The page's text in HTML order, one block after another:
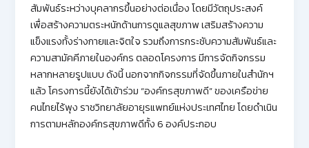
สัมพันธ์ระหว่างบุคลากรขึ้นอย่างต่อเนื่อง โดยมีวัตถุประสงค์
เพื่อสร้างความตระหนักด้านการดูแลสุขภาพ เสริมสร้างความ
แข็งแรงทั้งร่างกายและจิตใจ รวมถึงการกระชับความสัมพันธ์และ
ความสามัคคีภายในองค์กร ตลอดโครงการ มีการจัดกิจกรรม
หลากหลายรูปแบบ ดังนี้ นอกจากกิจกรรมที่จัดขึ้นภายในสำนักฯ
แล้ว โครงการนี้ยังได้เข้าร่วม “องค์กรสุขภาพดี” ของเครือข่าย
คนไทยไร้พุง ราชวิทยาลัยอายุรแพทย์แห่งประเทศไทย โดยดำเนิน
การตามหลักองค์กรสุขภาพดีทั้ง 6 องค์ประกอบ